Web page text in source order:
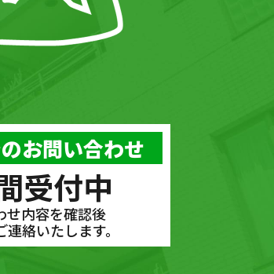
お問い合わせ
受付中
せ内容を確認後
絡いたします。